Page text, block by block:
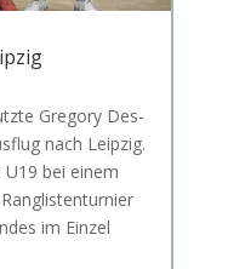
Gre­go­ry Des­
nach Leip­zig.
bei einem
im Ein­zel